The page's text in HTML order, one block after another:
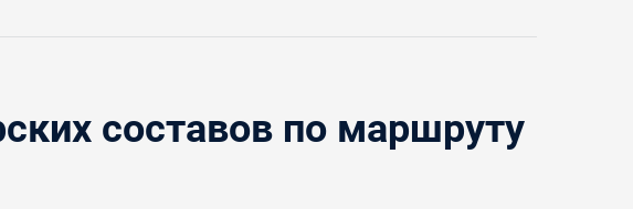
составов по маршруту